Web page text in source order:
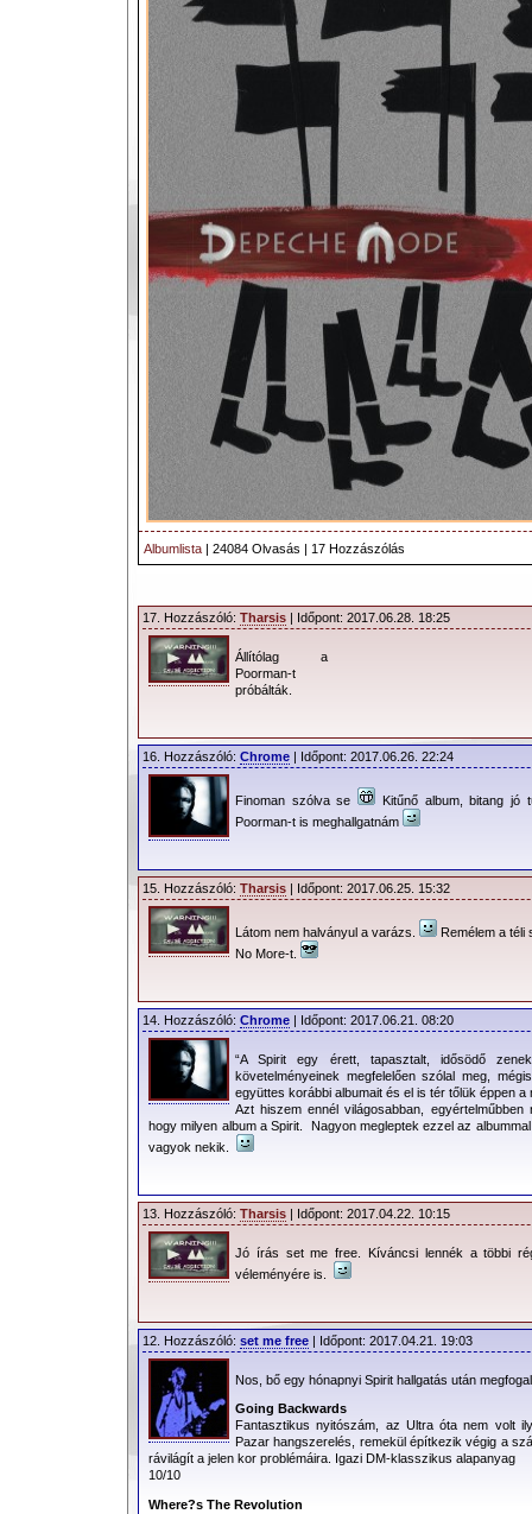
Albumlista | 24084 Olvasás | 17 Hozzászólás
17. Hozzászóló: Tharsis | Időpont: 2017.06.28. 18:25
Állítólag a
Poorman-t
próbálták.
16. Hozzászóló: Chrome | Időpont: 2017.06.26. 22:24
Finoman szólva se
Kitűnő album, bitang jó
Poorman-t is meghallgatnám
15. Hozzászóló: Tharsis | Időpont: 2017.06.25. 15:32
Látom nem halványul a varázs.
Remélem a
No More-t.
14. Hozzászóló: Chrome | Időpont: 2017.06.21. 08:20
“A Spirit egy érett, tapasztalt, idősödő
követelményeinek megfelelően szólal meg,
együttes korábbi albumait és el is tér tőlük éppen a
Azt hiszem ennél világosabban, egyértelműbben
hogy milyen album a Spirit. Nagyon megleptek ezzel az
vagyok nekik.
13. Hozzászóló: Tharsis | Időpont: 2017.04.22. 10:15
Jó írás set me free. Kíváncsi lennék a többi
véleményére is.
12. Hozzászóló: set me free | Időpont: 2017.04.21. 19:03
Nos, bő egy hónapnyi Spirit hallgatás után
Going Backwards
Fantasztikus nyitószám, az Ultra óta nem volt
Pazar hangszerelés, remekül építkezik végig a
rávilágít a jelen kor problémáira. Igazi DM-klasszikus alapanyag
10/10
Where?s The Revolution